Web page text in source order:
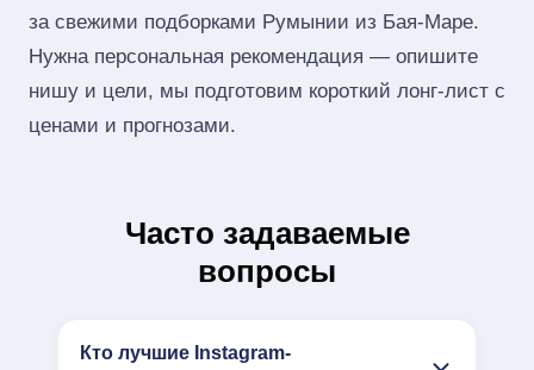
за свежими подборками Румынии из Бая-Маре.
Нужна персональная рекомендация — опишите
нишу и цели, мы подготовим короткий лонг‑лист с
ценами и прогнозами.
Часто задаваемые
вопросы
Кто лучшие Instagram-